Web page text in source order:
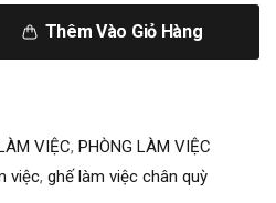
Thêm Vào Giỏ Hàng
VIỆC, PHÒNG LÀM VIỆC
việc, ghế làm việc chân quỳ